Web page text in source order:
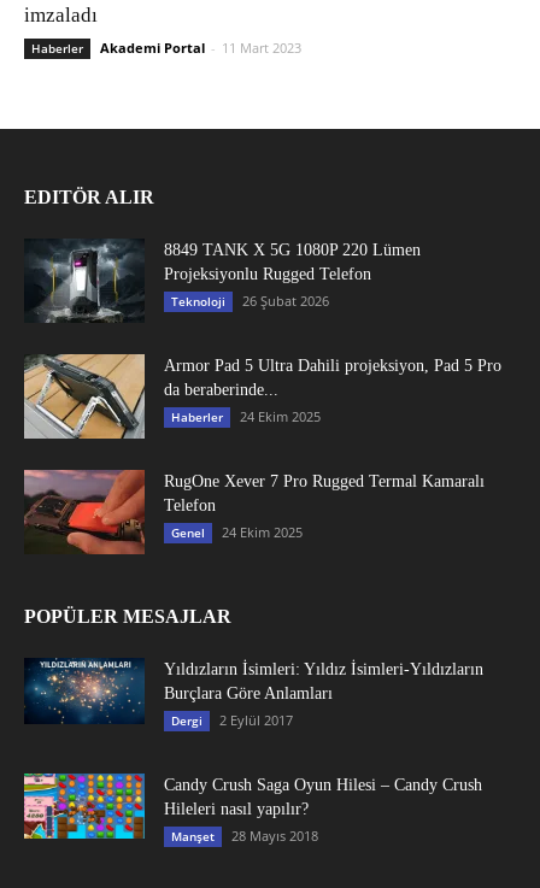
imzaladı
Haberler Akademi Portal - 11 Mart 2023
EDITÖR ALIR
8849 TANK X 5G 1080P 220 Lümen
Projeksiyonlu Rugged Telefon
Teknoloji 26 Şubat 2026
Armor Pad 5 Ultra Dahili projeksiyon, Pad 5 Pro
da beraberinde...
Haberler 24 Ekim 2025
RugOne Xever 7 Pro Rugged Termal Kamaralı
Telefon
Genel 24 Ekim 2025
POPÜLER MESAJLAR
Yıldızların İsimleri: Yıldız İsimleri-Yıldızların
Burçlara Göre Anlamları
Dergi 2 Eylül 2017
Candy Crush Saga Oyun Hilesi – Candy Crush
Hileleri nasıl yapılır?
Manşet 28 Mayıs 2018